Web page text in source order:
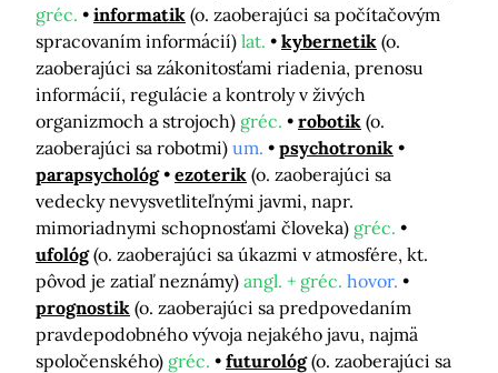
gréc.
informatik (o. zaoberajúci sa počítačovým
spracovaním informácií) lat. kybernetik (o.
zaoberajúci sa zákonitosťami riadenia, prenosu
informácií, regulácie a kontroly v živých
organizmoch a strojoch) gréc. robotik (o.
zaoberajúci sa robotmi) um.
psychotronik
parapsychológ
ezoterik (o. zaoberajúci sa
vedecky nevysvetliteľnými javmi, napr.
mimoriadnymi schopnosťami človeka) gréc.
ufológ (o. zaoberajúci sa úkazmi v atmosfére, kt.
pôvod je zatiaľ neznámy) angl. + gréc. hovor.
prognostik (o. zaoberajúci sa predpovedaním
pravdepodobného vývoja nejakého javu, najmä
spoločenského) gréc. futurológ (o. zaoberajúci sa